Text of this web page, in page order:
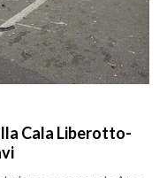
Cala Liberotto-